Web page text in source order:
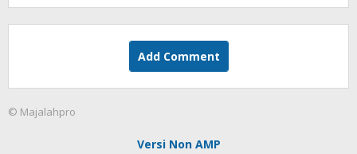
Add Comment
© Majalahpro
Versi Non AMP